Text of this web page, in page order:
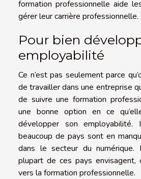
formation professionnelle aide
gérer leur carrière professionnelle.
Pour bien
employabilité
Ce n’est pas seulement parce
de travailler dans une entreprise
de suivre une formation
une bonne option en ce
développer son
beaucoup de pays sont en
dans le secteur du numérique.
plupart de ces pays envisagent,
vers la formation professionnelle.